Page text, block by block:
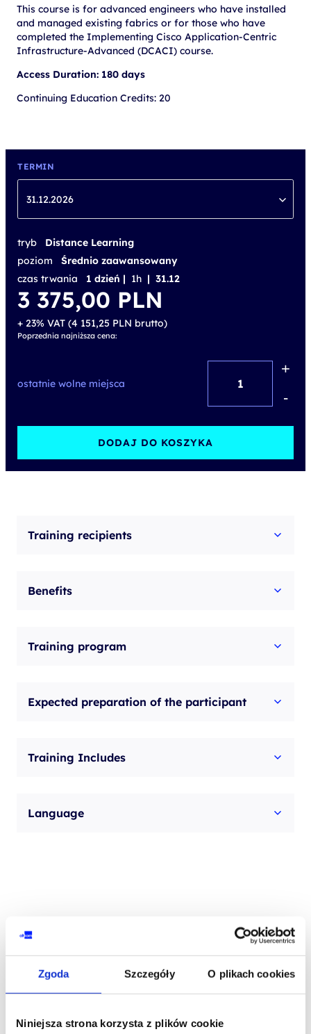
Zgoda Szczegóły O plikach cookies
Niniejsza strona korzysta z plików cookie
This course is for advanced engineers who have installed
and managed existing fabrics or for those who have
completed the Implementing Cisco Application-Centric
Infrastructure-Advanced (DCACI) course.
Access Duration: 180 days
Continuing Education Credits: 20
TERMIN
31.12.2026
tryb
Distance Learning
poziom
Średnio zaawansowany
czas trwania
1 dzień | 1h | 31.12
3 375,00 PLN
+ 23% VAT (4 151,25 PLN brutto)
Poprzednia najniższa cena:
ostatnie wolne miejsca
Learning
-
+
-
DODAJ DO KOSZYKA
Training recipients
Benefits
Training program
Expected preparation of the participant
Training Includes
Language
Skontaktuj się z naszym doradcą
IMIĘ I NAZWISKO*